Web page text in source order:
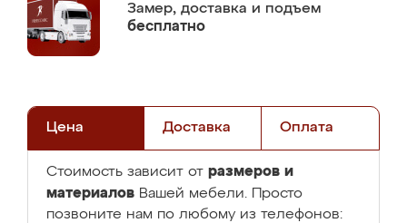
Замер, доставка и подъем
бесплатно
Цена Доставка Оплата
Стоимость зависит от размеров и
материалов Вашей мебели. Просто
позвоните нам по любому из телефонов: